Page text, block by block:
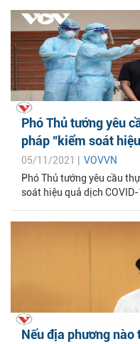
Phó Thủ tướng yêu
pháp "kiểm soát
05/11/2021 | VOVVN
Phó Thủ tướng yêu cầu
soát hiệu quả dịch COVID-
Nếu địa phương nào